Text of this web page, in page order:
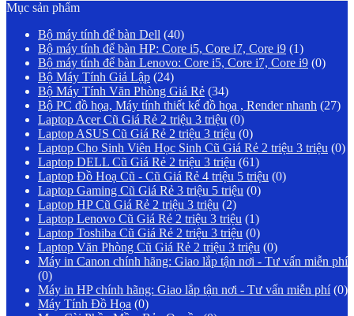
Mục sản phẩm
Bộ máy tính để bàn Dell (40)
Bộ máy tính để bàn HP: Core i5, Core i7, Core i9 (1)
Bộ máy tính để bàn Lenovo: Core i5, Core i7, Core i9 (0)
Bộ Máy Tính Giả Lập (24)
Bộ Máy Tính Văn Phòng Giá Rẻ (34)
Bộ PC đồ họa, Máy tính thiết kế đồ họa , Render nhanh (27)
Laptop Acer Cũ Giá Rẻ 2 triệu 3 triệu (0)
Laptop ASUS Cũ Giá Rẻ 2 triệu 3 triệu (0)
Laptop Cho Sinh Viên Học Sinh Cũ Giá Rẻ 2 triệu 3 triệu (0)
Laptop DELL Cũ Giá Rẻ 2 triệu 3 triệu (61)
Laptop Đồ Hoạ Cũ - Cũ Giá Rẻ 4 triệu 5 triệu (0)
Laptop Gaming Cũ Giá Rẻ 3 triệu 5 triệu (0)
Laptop HP Cũ Giá Rẻ 2 triệu 3 triệu (2)
Laptop Lenovo Cũ Giá Rẻ 2 triệu 3 triệu (1)
Laptop Toshiba Cũ Giá Rẻ 2 triệu 3 triệu (0)
Laptop Văn Phòng Cũ Giá Rẻ 2 triệu 3 triệu (0)
Máy in Canon chính hãng: Giao lắp tận nơi - Tư vấn miễn phí
(0)
Máy in HP chính hãng: Giao lắp tận nơi - Tư vấn miễn phí (0)
Máy Tính Đồ Họa (0)